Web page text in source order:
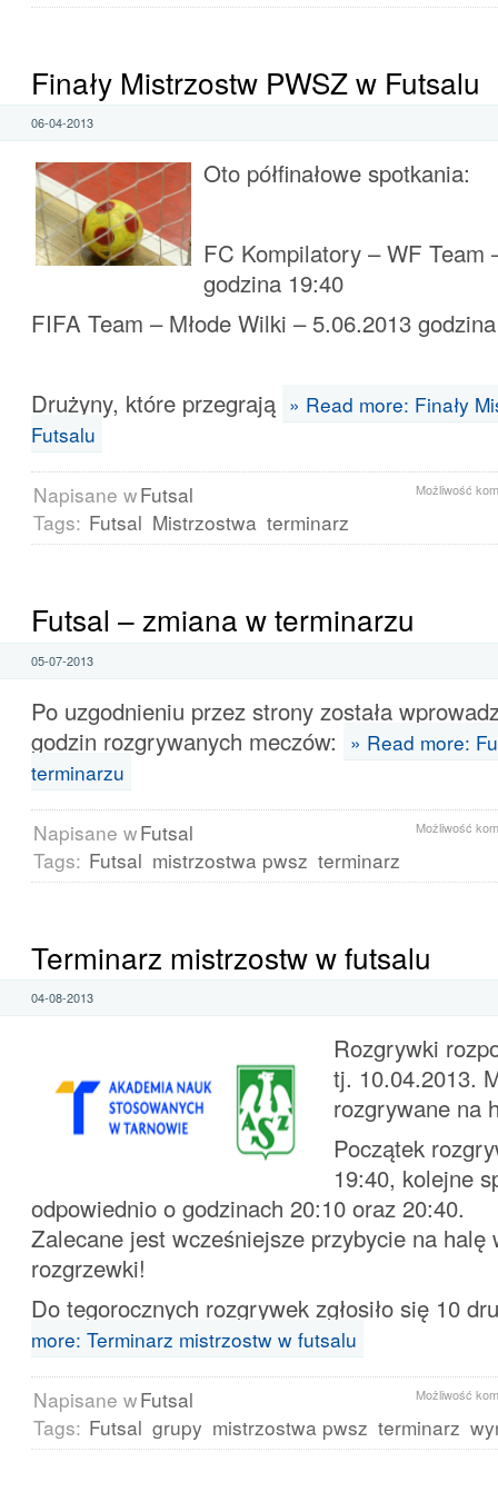
Finały Mistrzostw PWSZ w Futsalu
06-04-2013
Oto półfinałowe spotkania:
FC Kompilatory – WF Team
godzina 19:40
FIFA Team – Młode Wilki – 5.06.2013
Drużyny, które przegrają » Read more: Finały
Futsalu
Możliwość
Napisane wFutsal
Tags: Futsal Mistrzostwa terminarz
Futsal – zmiana w terminarzu
05-07-2013
Po uzgodnieniu przez strony została
godzin rozgrywanych meczów: » Read more:
terminarzu
Możliwość
Napisane wFutsal
Tags: Futsal mistrzostwa pwsz terminarz
Terminarz mistrzostw w futsalu
04-08-2013
Rozgrywki
tj. 10.04.2013.
rozgrywane na
Początek
19:40, kolejne
odpowiednio o godzinach 20:10 oraz 20:40.
Zalecane jest wcześniejsze przybycie na halę
rozgrzewki!
Do tegorocznych rozgrywek zgłosiło się 10
more: Terminarz mistrzostw w futsalu
Możliwość
Napisane wFutsal
Tags: Futsal grupy mistrzostwa pwsz terminarz